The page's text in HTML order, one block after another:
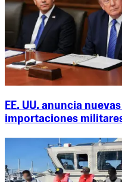
EE. UU. anuncia
importaciones